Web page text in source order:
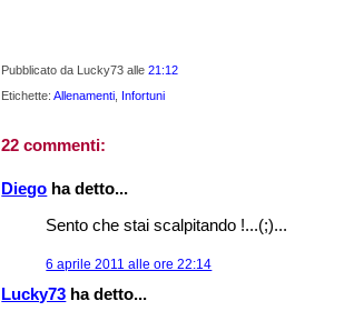
Pubblicato da Lucky73alle21:12
Etichette:Allenamenti Infortuni
22 commenti:
Diego ha detto...
Sento che stai scalpitando !...(;)...
6 aprile 2011 alle ore 22:14
Lucky73 ha detto...